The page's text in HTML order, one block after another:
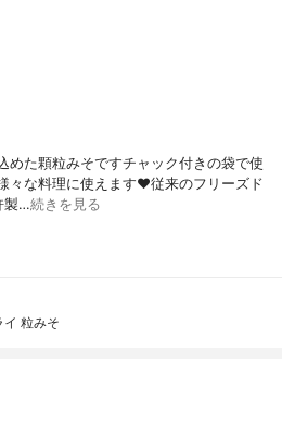
めた顆粒みそですチャック付きの袋で使
々な料理に使えます❤️従来のフリーズド
製…続きを見る
粒みそ